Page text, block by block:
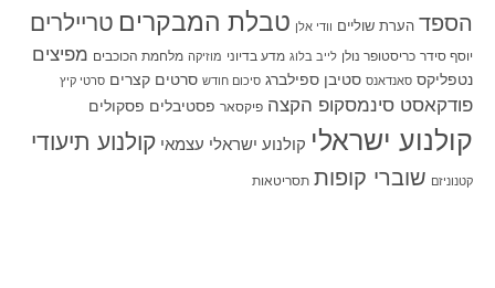
הספד הערת שוליים וודי אלן טבלת המבקרים טריילרים
יוסף סידר כריסטופר נולן לייב בלוג מדע בדיוני מוזיקה מלחמת הכוכבים מפיצים
נטפליקס סאנדאנס סטיבן ספילברג סיכום חודש סרטים קצרים סרטי קיץ
פודקאסט סינמסקופ הקצה פיקסאר פסטיבלים פסקולים
קולנוע ישראלי קולנוע ישראלי עצמאי קולנוע תיעודי
קטנוניזם שוברי קופות תסריטאות